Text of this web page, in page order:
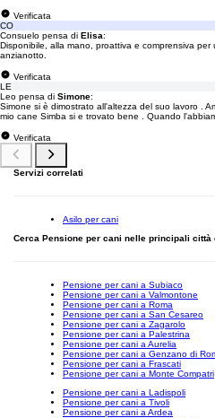
Verificata
CO
Consuelo pensa di Elisa:
Disponibile, alla mano, proattiva e comprensiva
anzianotto.
Verificata
LE
Leo pensa di Simone:
Simone si è dimostrato all'altezza del suo lavoro .
mio cane Simba si e trovato bene . Quando
Verificata
Servizi correlati
Asilo per cani
Cerca Pensione per cani nelle principali città
Pensione per cani a Subiaco
Pensione per cani a Valmontone
Pensione per cani a Roma
Pensione per cani a San Cesareo
Pensione per cani a Zagarolo
Pensione per cani a Palestrina
Pensione per cani a Aurelia
Pensione per cani a Genzano di
Pensione per cani a Frascati
Pensione per cani a Monte Compatri
Pensione per cani a Ladispoli
Pensione per cani a Tivoli
Pensione per cani a Ardea